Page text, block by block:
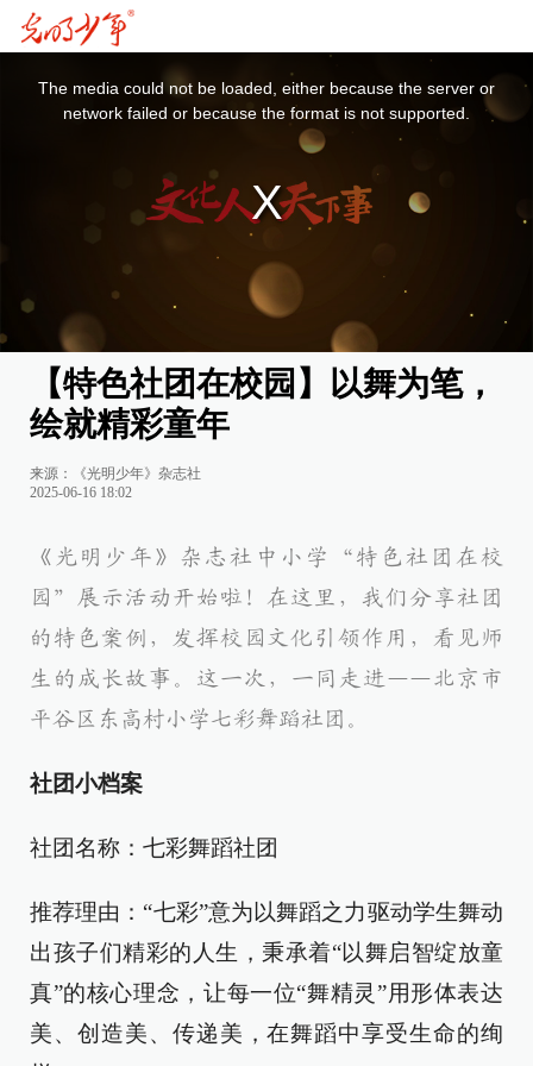
The media could not be loaded, either because the server or
network failed or because the format is not supported.
【特色社团在校园】以舞为笔，
绘就精彩童年
来源：《光明少年》杂志社
2025-06-16 18:02
《光明少年》杂志社中小学“特色社团在校
园”展示活动开始啦！在这里，我们分享社团
的特色案例，发挥校园文化引领作用，看见师
生的成长故事。这一次，一同走进——北京市
平谷区东高村小学七彩舞蹈社团。
社团小档案
社团名称：七彩舞蹈社团
推荐理由：“七彩”意为以舞蹈之力驱动学生舞动
出孩子们精彩的人生，秉承着“以舞启智绽放童
真”的核心理念，让每一位“舞精灵”用形体表达
美、创造美、传递美，在舞蹈中享受生命的绚